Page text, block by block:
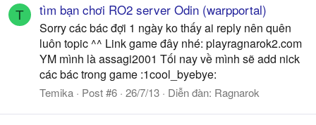
T tìm bạn chơi RO2 server Odin (warpportal)
Sorry các bác đợi 1 ngày ko thấy ai reply nên quên
luôn topic ^^ Link game đây nhé: playragnarok2.com
YM mình là assagi2001 Tối nay về mình sẽ add nick
các bác trong game :1cool_byebye:
Temika Post #6 26/7/13 Diễn đàn: Ragnarok